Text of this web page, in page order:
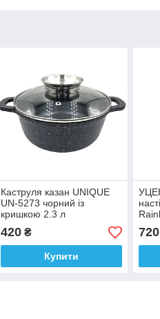
Каструля казан UNIQUE
UN-5273 чорний із
кришкою 2.3 л
420₴
Купити
2
720